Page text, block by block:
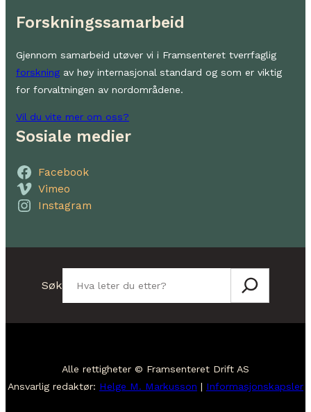
Forskningssamarbeid
Gjennom samarbeid utøver vi i Framsenteret tverrfaglig
forskning av høy internasjonal standard og som er viktig
for forvaltningen av nordområdene.
Vil du vite mer om oss?
Sosiale medier
Facebook
Vimeo
Instagram
Søk
Alle rettigheter © Framsenteret Drift AS
Ansvarlig redaktør: Helge M. Markusson | Informasjonskapsler